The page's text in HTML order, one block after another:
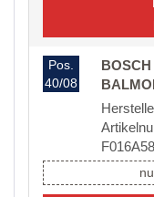
Pos.
40/08